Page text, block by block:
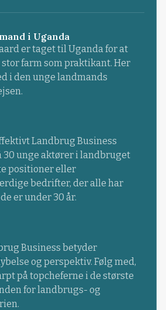
i Uganda
er taget til Uganda for at
farm som praktikant. Her
i den unge landmands
Landbrug Business
unge aktører i landbruget
positioner eller
bedrifter, der alle har
er under 30 år.
Business betyder
og perspektiv. Følg med,
på topcheferne i de største
for landbrugs- og